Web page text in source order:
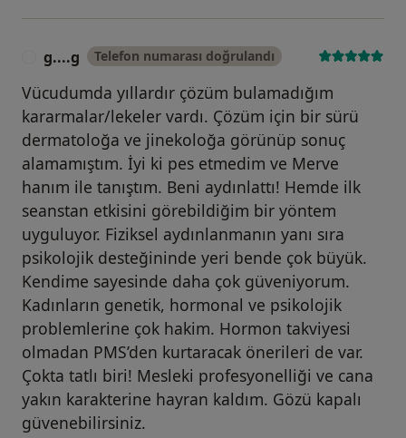
g....g Telefon numarası doğrulandı
Vücudumda yıllardır çözüm bulamadığım
kararmalar/lekeler vardı. Çözüm için bir sürü
dermatoloğa ve jinekoloğa görünüp sonuç
alamamıştım. İyi ki pes etmedim ve Merve
hanım ile tanıştım. Beni aydınlattı! Hemde ilk
seanstan etkisini görebildiğim bir yöntem
uyguluyor. Fiziksel aydınlanmanın yanı sıra
psikolojik desteğininde yeri bende çok büyük.
Kendime sayesinde daha çok güveniyorum.
Kadınların genetik, hormonal ve psikolojik
problemlerine çok hakim. Hormon takviyesi
olmadan PMS’den kurtaracak önerileri de var.
Çokta tatlı biri! Mesleki profesyonelliği ve cana
yakın karakterine hayran kaldım. Gözü kapalı
güvenebilirsiniz.